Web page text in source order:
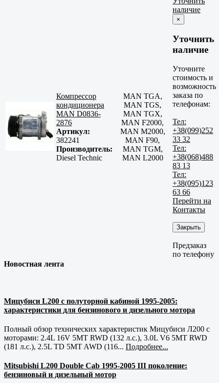
Компрессор
кондиционера
MAN D0836-
2876
Артикул:
382241
Производитель:
Diesel Technic
MAN TGA,
MAN TGS,
MAN TGX,
MAN F2000,
MAN M2000,
MAN F90,
MAN TGM,
MAN L2000
наличие
×
Уточнить
наличие
Уточните
стоимость и
возможность
заказа по
телефонам:
Тел:
+38(099)252
33 32
Тел:
+38(068)488
83 13
Тел:
+38(095)123
63 66
Перейти на
Контакты
Закрыть
Предзаказ
по телефону
Новостная лента
Мицубиси L200 с полуторной кабиной 1995-2005:
характеристики для бензинового и дизельного мотора
Полный обзор технических характеристик Мицубиси Л200 с
моторами: 2.4L 16V 5MT RWD (132 л.с.), 3.0L V6 5MT RWD
(181 л.с.), 2.5L TD 5MT AWD (116... Подробнее...
Mitsubishi L200 Double Cab 1995-2005 III поколение:
бензиновый и дизельный мотор